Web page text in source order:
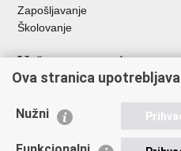
Zapošljavanje
Školovanje
Važne poveznice
Ministarstvo unutarnjih poslova
Udruge
Ova stranica
Nužni